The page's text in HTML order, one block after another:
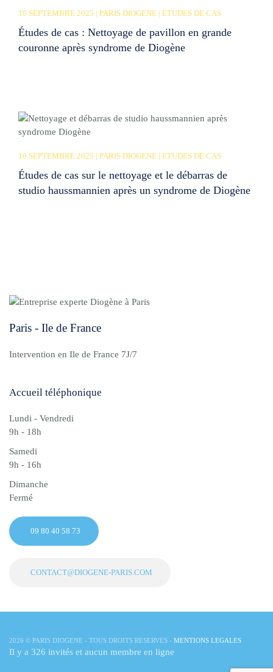
10 SEPTEMBRE 2025 | PARIS DIOGENE | ETUDES DE CAS
Études de cas : Nettoyage de pavillon en grande
couronne après syndrome de Diogène
10 SEPTEMBRE 2025 | PARIS DIOGENE | ETUDES DE CAS
Études de cas sur le nettoyage et le débarras de
studio haussmannien après un syndrome de Diogène
Paris - Ile de France
Intervention en Ile de France 7J/7
Accueil téléphonique
Lundi - Vendredi
9h - 18h
Samedi
9h - 16h
Dimanche
Fermé
09 80 40 58 73
CONTACT@DIOGENE-PARIS.COM
2026 © PARIS DIOGENE - TOUS DROITS RESERVES - MENTIONS LEGALES
Il y a 326 invités et aucun membre en ligne